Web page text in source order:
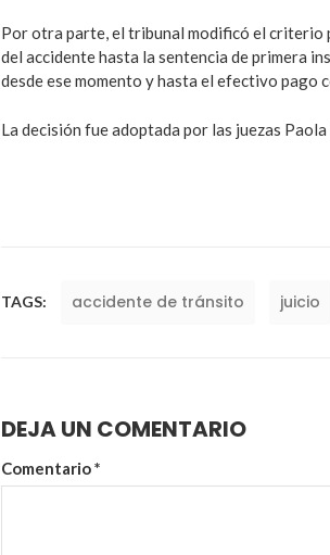
Por otra parte, el tribunal modificó el criterio
del accidente hasta la sentencia de primera
desde ese momento y hasta el efectivo pago
La decisión fue adoptada por las juezas
TAGS: accidente de tránsito juicio
DEJA UN COMENTARIO
Comentario*